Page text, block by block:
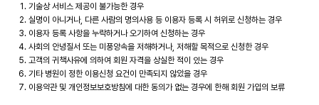
기술상 서비스 제공이 불가능한 경우
실명이 아니거나, 다른 사람의 명의사용 등 이용자 등록 시 허위로 신청하는 경우
이용자 등록 사항을 누락하거나 오기하여 신청하는 경우
사회의 안녕질서 또는 미풍양속을 저해하거나, 저해할 목적으로 신청한 경우
고객의 귀책사유에 의하여 회원 자격을 상실한 적이 있는 경우
기타 병원이 정한 이용신청 요건이 만족되지 않았을 경우
이용약관 및 개인정보보호방침에 대한 동의가 없는 경우에 한해 회원 가입의 보류